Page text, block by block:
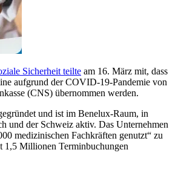
Sicherheit teilte am 16. März mit, dass
aufgrund der COVID-19-Pandemie von
(CNS) übernommen werden.
und ist im Benelux-Raum, in
und der Schweiz aktiv. Das Unternehmen
medizinischen Fachkräften genutzt“ zu
1,5 Millionen Terminbuchungen